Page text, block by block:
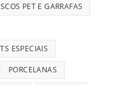
PET E GARRAFAS
ESPECIAIS
PORCELANAS